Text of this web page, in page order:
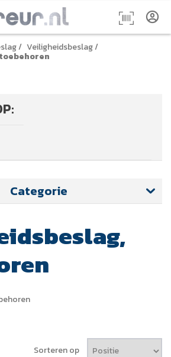
/ Veiligheidsbeslag/
Categorie
Sorteren op